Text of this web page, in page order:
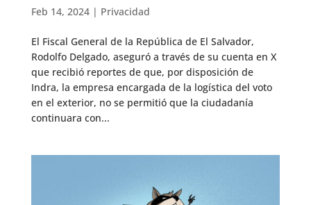
Feb 14, 2024| Privacidad
El Fiscal General de la República de El Salvador,
Rodolfo Delgado, aseguró a través de su cuenta en X
que recibió reportes de que, por disposición de
Indra, la empresa encargada de la logística del voto
en el exterior, no se permitió que la ciudadanía
continuara con...